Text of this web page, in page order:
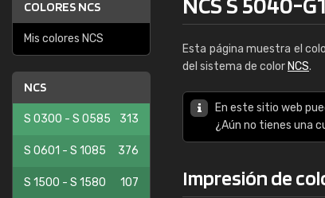
COLORES NCS
Mis colores NCS
NCS
S 0300 - S 0585 313
S 0601 - S 1085 376
S 1500 - S 1580 107
Esta página muestra el
del sistema de color NCS.
En este sitio web
¿Aún no tienes una
Impresión de